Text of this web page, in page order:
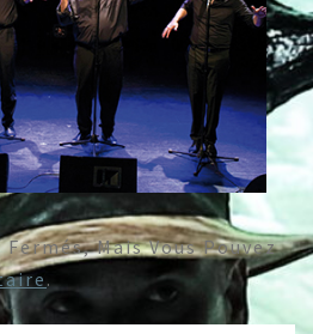
Mais Vous Pouvez
.